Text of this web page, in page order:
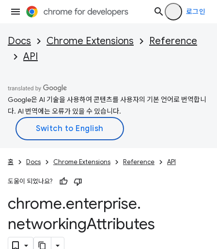
로그인
Docs Chrome Extensions
Reference
API
Google은 AI 기술을 사용하여 콘텐츠를 사용자의 기본 언어로 번역합니
다. AI 번역에는 오류가 있을 수 있습니다.
홈 Docs Chrome Extensions Reference API
도움이 되었나요?
chrome.enterprise.
networkingAttributes